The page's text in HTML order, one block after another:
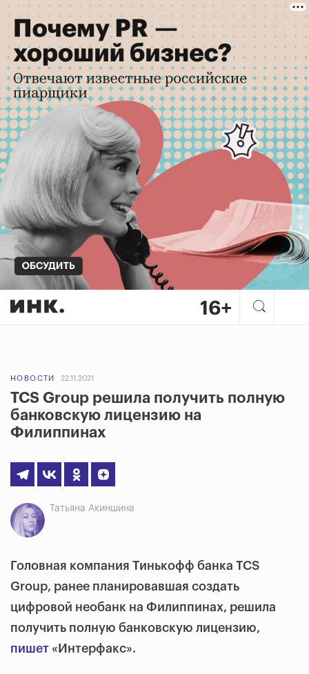
НОВОСТИ 22.11.2021
TCS Group решила получить полную
банковскую лицензию на
Филиппинах
Татьяна Акиншина
Головная компания Тинькофф банка TCS
Group, ранее планировавшая создать
цифровой необанк на Филиппинах, решила
получить полную банковскую лицензию,
пишет «Интерфакс».